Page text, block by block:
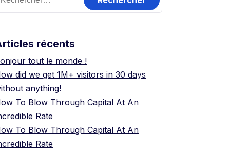
récents
tout le monde !
did we get 1M+ visitors in 30 days
anything!
To Blow Through Capital At An
Rate
To Blow Through Capital At An
Rate